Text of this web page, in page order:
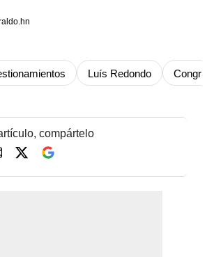
Luís Redondo
compártelo